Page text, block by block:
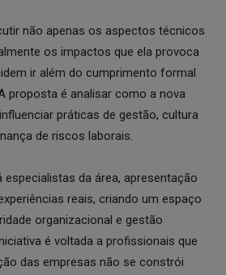
não apenas os aspectos técnicos
os impactos que ela provoca
ir além do cumprimento formal
proposta é analisar como a nova
práticas de gestão, cultura
de riscos laborais.
da área, apresentação
reais, criando um espaço
organizacional e gestão
é voltada a profissionais que
das empresas não se constrói